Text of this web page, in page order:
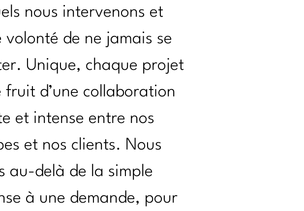
nous intervenons et
volonté de ne jamais se
Unique, chaque projet
fruit d’une collaboration
et intense entre nos
et nos clients. Nous
au-delà de la simple
à une demande, pour